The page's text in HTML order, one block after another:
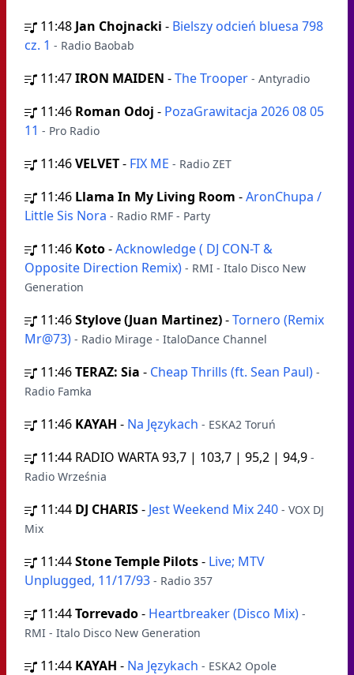
11:48 Jan Chojnacki - Bielszy odcień bluesa 798
cz. 1 - Radio Baobab
11:47IRON MAIDEN -The Trooper - Antyradio
11:46 Roman Odoj - PozaGrawitacja 2026 08 05
11 - Pro Radio
11:46VELVET- FIX ME - Radio ZET
11:46 Llama In My Living Room -AronChupa /
Little Sis Nora - Radio RMF - Party
11:46 Koto-Acknowledge ( DJ CON-T &
Opposite Direction Remix) - RMI - Italo Disco New
Generation
11:46Stylove (Juan Martinez)-Tornero (Remix
Mr@73) - Radio Mirage - ItaloDance Channel
11:46TERAZ: Sia - Cheap Thrills (ft. Sean Paul) -
Radio Famka
11:46 KAYAH - Na Językach - ESKA2 Toruń
11:44 RADIO WARTA 93,7 | 103,7 | 95,2 | 94,9 -
Radio Września
11:44 DJ CHARIS- Jest Weekend Mix 240 - VOX DJ
Mix
11:44Stone Temple Pilots- Live; MTV
Unplugged, 11/17/93 - Radio 357
11:44Torrevado- Heartbreaker (Disco Mix) -
RMI - Italo Disco New Generation
11:44 KAYAH - Na Językach - ESKA2 Opole